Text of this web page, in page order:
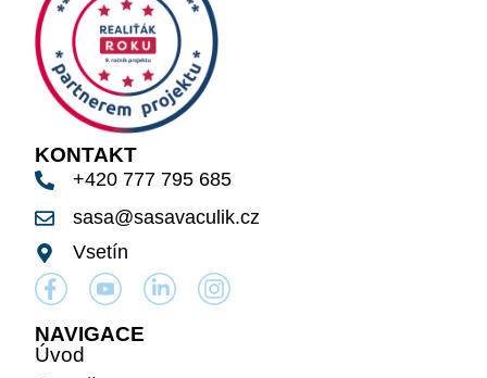
NAVIGACE
Úvod
KONTAKT
+420 777 795 685
sasa@sasavaculik.cz
Vsetín